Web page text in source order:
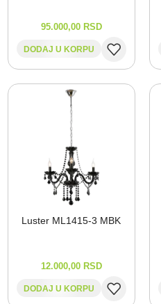
95.000,00 RSD
DODAJ U KORPU
Luster ML1415-⁠3 MBK
12.000,00 RSD
DODAJ U KORPU